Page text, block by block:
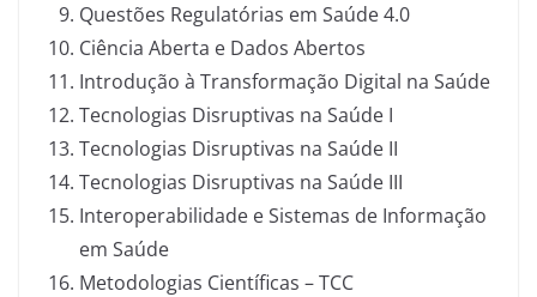
Questões Regulatórias em Saúde 4.0
Ciência Aberta e Dados Abertos
Introdução à Transformação Digital na Saúde
Tecnologias Disruptivas na Saúde I
Tecnologias Disruptivas na Saúde II
Tecnologias Disruptivas na Saúde III
Interoperabilidade e Sistemas de Informação
em Saúde
Metodologias Científicas – TCC